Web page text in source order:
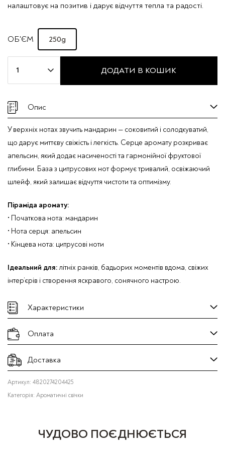
налаштовує на позитив і дарує відчуття тепла та радості.
ОБ'ЄМ 250g
Max
"ORANGER"
кількість
ДОДАТИ В КОШИК
Опис
У верхніх нотах звучить мандарин — соковитий і солодкуватий,
що дарує миттєву свіжість і легкість. Серце аромату розкриває
апельсин, який додає насиченості та гармонійної фруктової
глибини. База з цитрусових нот формує тривалий, освіжаючий
шлейф, який залишає відчуття чистоти та оптимізму.
Піраміда аромату:
• Початкова нота: мандарин
• Нота серця: апельсин
• Кінцева нота: цитрусові ноти
Ідеальний для:літніх ранків, бадьорих моментів вдома, свіжих
інтер’єрів і створення яскравого, сонячного настрою.
Характеристики
Оплата
Доставка
Артикул: 4820274204425
Категорія: Ароматичні свічки
ЧУДОВО ПОЄДНЮЄТЬСЯ